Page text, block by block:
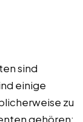
sind
einige
zu
gehören: